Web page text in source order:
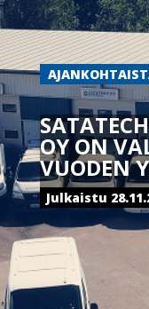
OY ON
VUODEN
Julkaistu